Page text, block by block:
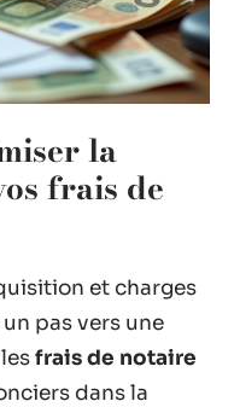
la
frais de
et charges
pas vers une
frais de notaire
dans la